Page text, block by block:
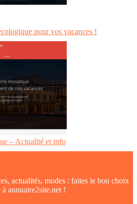
pour vos vacances !
– Actualité et info
actualités, modes : faites le bon choix
à annuaire2site.net !